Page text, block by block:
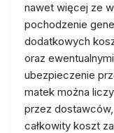
nawet więcej ze
pochodzenie
dodatkowych
oraz
ubezpieczenie
matek można
przez
całkowity koszt